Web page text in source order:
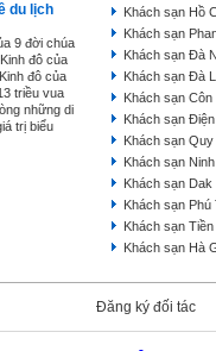
du lịch
9 đời chúa
đô của
đô của
triều vua
những di
trị biểu
Khách sạn Hồ
Khách sạn
Khách sạn Đà
Khách sạn Đà
Khách sạn
Khách sạn
Khách sạn
Khách sạn
Khách sạn Dak
Khách sạn Phú
Khách sạn
Khách sạn Hà
Đăng ký đối tác